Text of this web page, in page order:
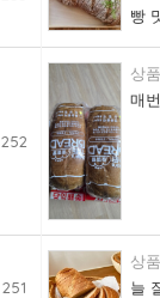
빵
252
매
251
늘